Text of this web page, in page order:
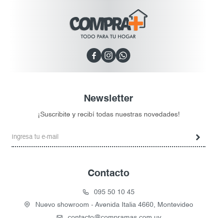
  
Contacto
095 50 10 45
Nuevo showroom - Avenida Italia 4660, Montevideo
Newsletter
¡Suscribite y recibí todas nuestras novedades!